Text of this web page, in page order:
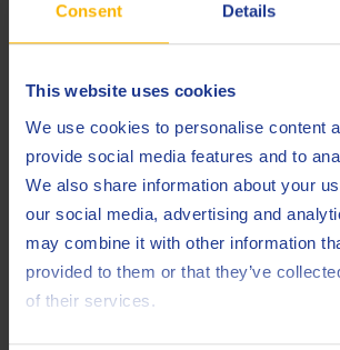
Consent Details
This website uses cookies
We use cookies to personalise content
provide social media features and to
We also share information about your
our social media, advertising and
may combine it with other information
provided to them or that they’ve
of their services.
Het Q8 Formula Truck-gamma slaagde
OEM- en praktijktests en overtreft de
Mack
MTU